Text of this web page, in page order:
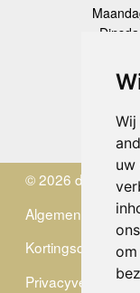
uw
© 2026 de
Algemene
Kortingscode
Privacyverklaring